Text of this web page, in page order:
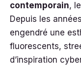
contemporain, le
Depuis les
engendré une
fluorescents,
d’inspiration